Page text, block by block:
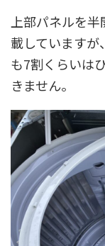
上部パネルを半
載しています
も7割くらいは
きません。